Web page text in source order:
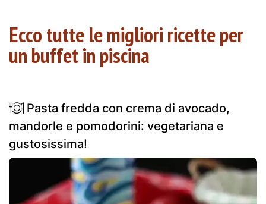
Ecco tutte le migliori ricette per
un buffet in piscina
Pasta fredda con crema di avocado,
mandorle e pomodorini: vegetariana e
gustosissima!